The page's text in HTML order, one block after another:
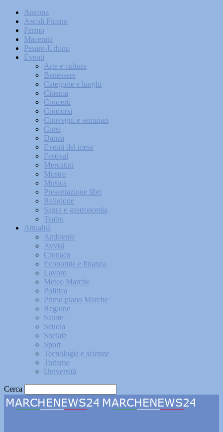
Ancona
Ascoli Piceno
Fermo
Macerata
Pesaro-Urbino
Eventi
Arte e cultura
Benessere
Categorie e luoghi
Cinema
Concerti
Concorsi
Convegni e seminari
Corsi
Danza
Eventi del mese
Festival
Mercatini
Mostre
Musica
Presentazione libri
Religione
Sagra e gastronomia
Teatro
Attualità
Ambiente
Avvisi
Cronaca
Economia e finanza
Lavoro
Meteo Marche
Politica
Primo piano Marche
Regione
Salute
Scuola
Sociale
Sport
Tecnologia e scienze
Turismo
Università
Cerca